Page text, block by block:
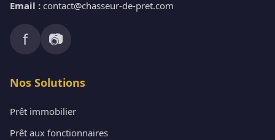
Email : contact@chasseur-de-pret.com
f 📷
Nos Solutions
Prêt immobilier
Prêt aux fonctionnaires